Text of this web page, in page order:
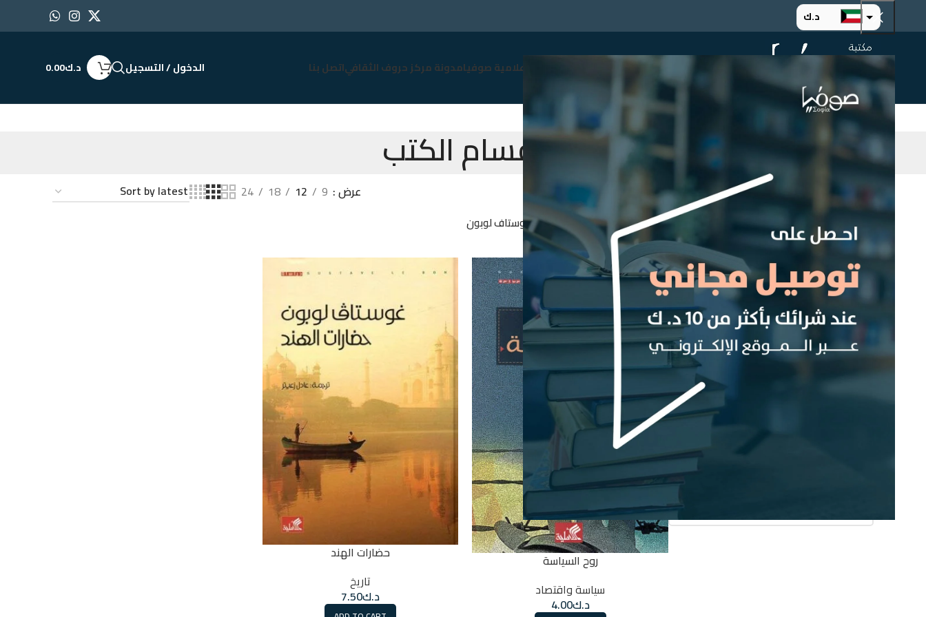
د.ك
د.إ
ر.ق
الرئيسية إعلامية صوفيامدونة مركز حروف الثقافياتصل بنا الدخول / التسجيل د.ك0.00
اقسام الكتب التصنيف
Select a category
اسم المؤلف
غوستاف لوبون
دار النشر
Home اقسام الكتب عرض 9
12
18
24
حذف خيارات التصفية غوستاف لوبون
روح السياسة
سياسة واقتصاد
د.ك4.00
حضارات الهند
تاريخ
د.ك7.50